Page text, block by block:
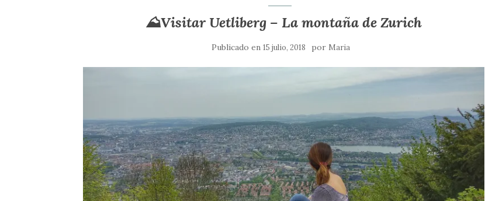
⛰️Visitar Uetliberg – La montaña de Zurich
Publicado en 15 julio, 2018 por Maria